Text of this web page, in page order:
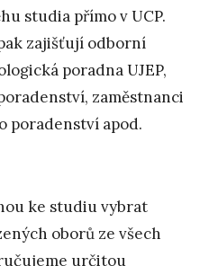
studia přímo v UCP.
zajišťují odborní
poradna UJEP,
zaměstnanci
poradenství apod.
ke studiu vybrat
oborů ze všech
určitou